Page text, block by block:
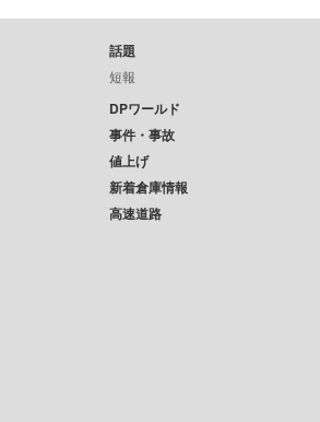
話題
短報
DPワールド
事件・事故
値上げ
新着倉庫情報
高速道路